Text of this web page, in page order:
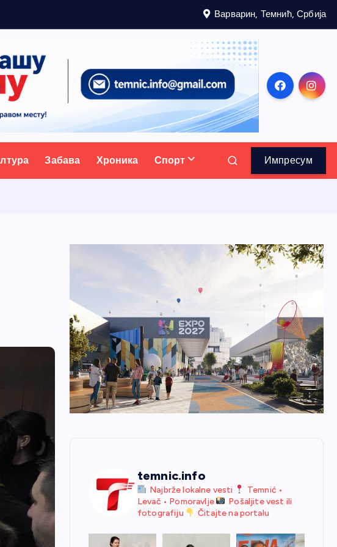
Варварин, Темнић, Србија
Забава Хроника Спорт Импресум
temnic.info
Najbrže lokalne vesti
Temnić •
Levač • Pomoravlje
Pošaljite vest ili
fotografiju
Čitajte na portalu